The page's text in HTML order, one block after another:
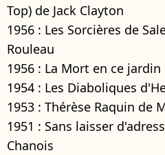
Top) de Jack Clayton
1956 : Les Sorcières de
Rouleau
1956 : La Mort en ce
1954 : Les Diaboliques
1953 : Thérèse Raquin de
1951 : Sans laisser
Chanois